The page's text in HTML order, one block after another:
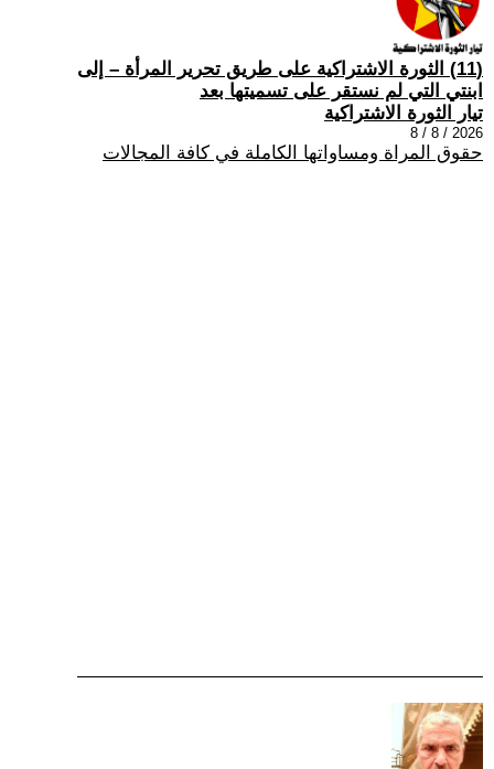
(11) الثورة الاشتراكية على طريق تحرير المرأة – إلى
ابنتي التي لم نستقر على تسميتها بعد
تيار الثورة الاشتراكية
2026 / 8 / 8
حقوق المراة ومساواتها الكاملة في كافة المجالات